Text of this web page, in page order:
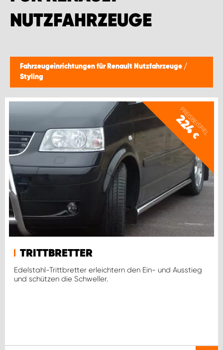
NUTZFAHRZEUGE
Fahrzeugeinrichtungen für Renault Nutzfahrzeuge /
Styling
PREISBEISPIEL
224
€
TRITTBRETTER
Edelstahl-Trittbretter erleichtern den Ein- und Ausstieg
und schützen die Schweller.